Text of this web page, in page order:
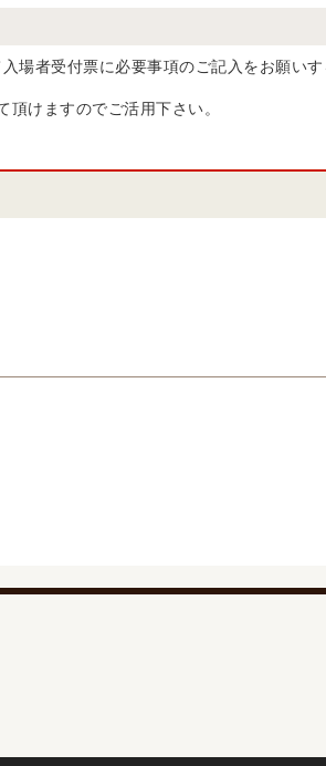
場者受付票に必要事項のご記入をお願い
けますのでご活用下さい。